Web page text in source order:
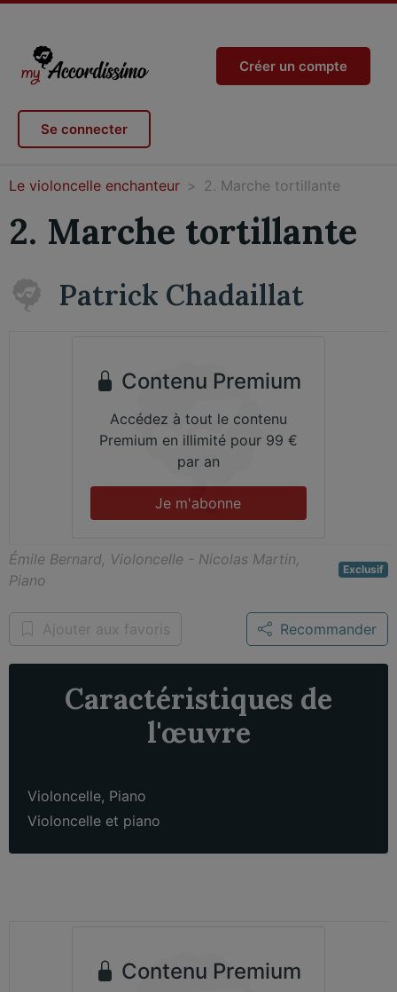
Créer un compte
Se connecter
Le violoncelle enchanteur 2. Marche tortillante
2. Marche tortillante
Patrick Chadaillat
Contenu Premium
Accédez à tout le contenu
Premium en illimité pour 99 €
par an
Je m'abonne
Émile Bernard, Violoncelle - Nicolas Martin,
Piano
Exclusif
Ajouter aux favoris Recommander
Caractéristiques de
l'œuvre
Violoncelle, Piano
Violoncelle et piano
Contenu Premium